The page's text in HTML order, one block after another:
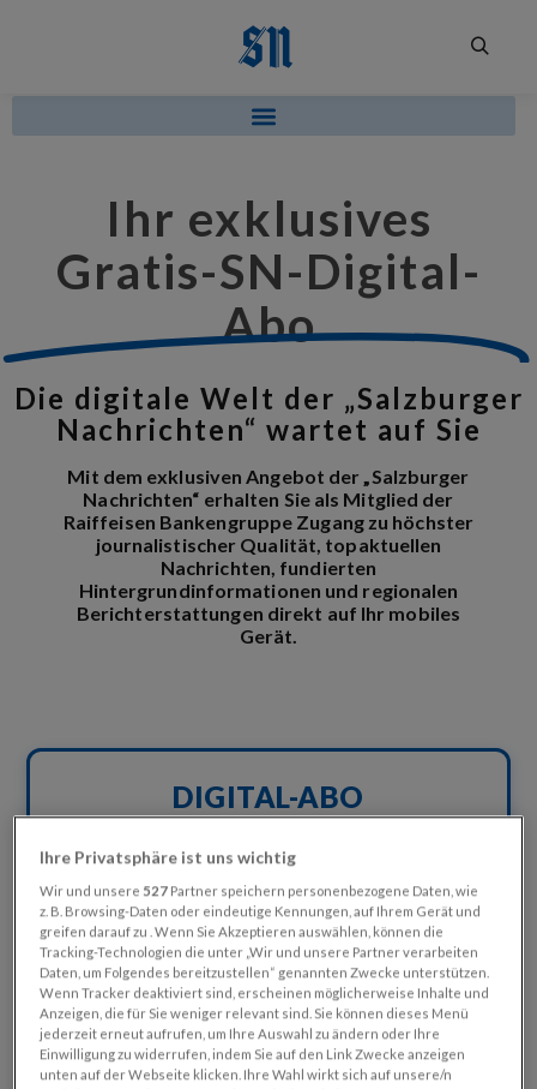
Ihr exklusives
Gratis-SN-Digital-
Abo
Die digitale Welt der „Salzburger
Nachrichten“ wartet auf Sie
Mit dem exklusiven Angebot der „Salzburger
Nachrichten“ erhalten Sie als Mitglied der
Raiffeisen Bankengruppe Zugang zu höchster
journalistischer Qualität, topaktuellen
Nachrichten, fundierten
Hintergrundinformationen und regionalen
Berichterstattungen direkt auf Ihr mobiles
Gerät.
DIGITAL-ABO
3 MONATE GRATIS LESEN
Ihre Privatsphäre ist uns wichtig
Wir und unsere 527 Partner speichern personenbezogene Daten, wie
z. B. Browsing-Daten oder eindeutige Kennungen, auf Ihrem Gerät und
greifen darauf zu . Wenn Sie Akzeptieren auswählen, können die
Tracking-Technologien die unter „Wir und unsere Partner verarbeiten
Daten, um Folgendes bereitzustellen“ genannten Zwecke unterstützen.
Wenn Tracker deaktiviert sind, erscheinen möglicherweise Inhalte und
Anzeigen, die für Sie weniger relevant sind. Sie können dieses Menü
jederzeit erneut aufrufen, um Ihre Auswahl zu ändern oder Ihre
Einwilligung zu widerrufen, indem Sie auf den Link Zwecke anzeigen
unten auf der Webseite klicken. Ihre Wahl wirkt sich auf unsere/n